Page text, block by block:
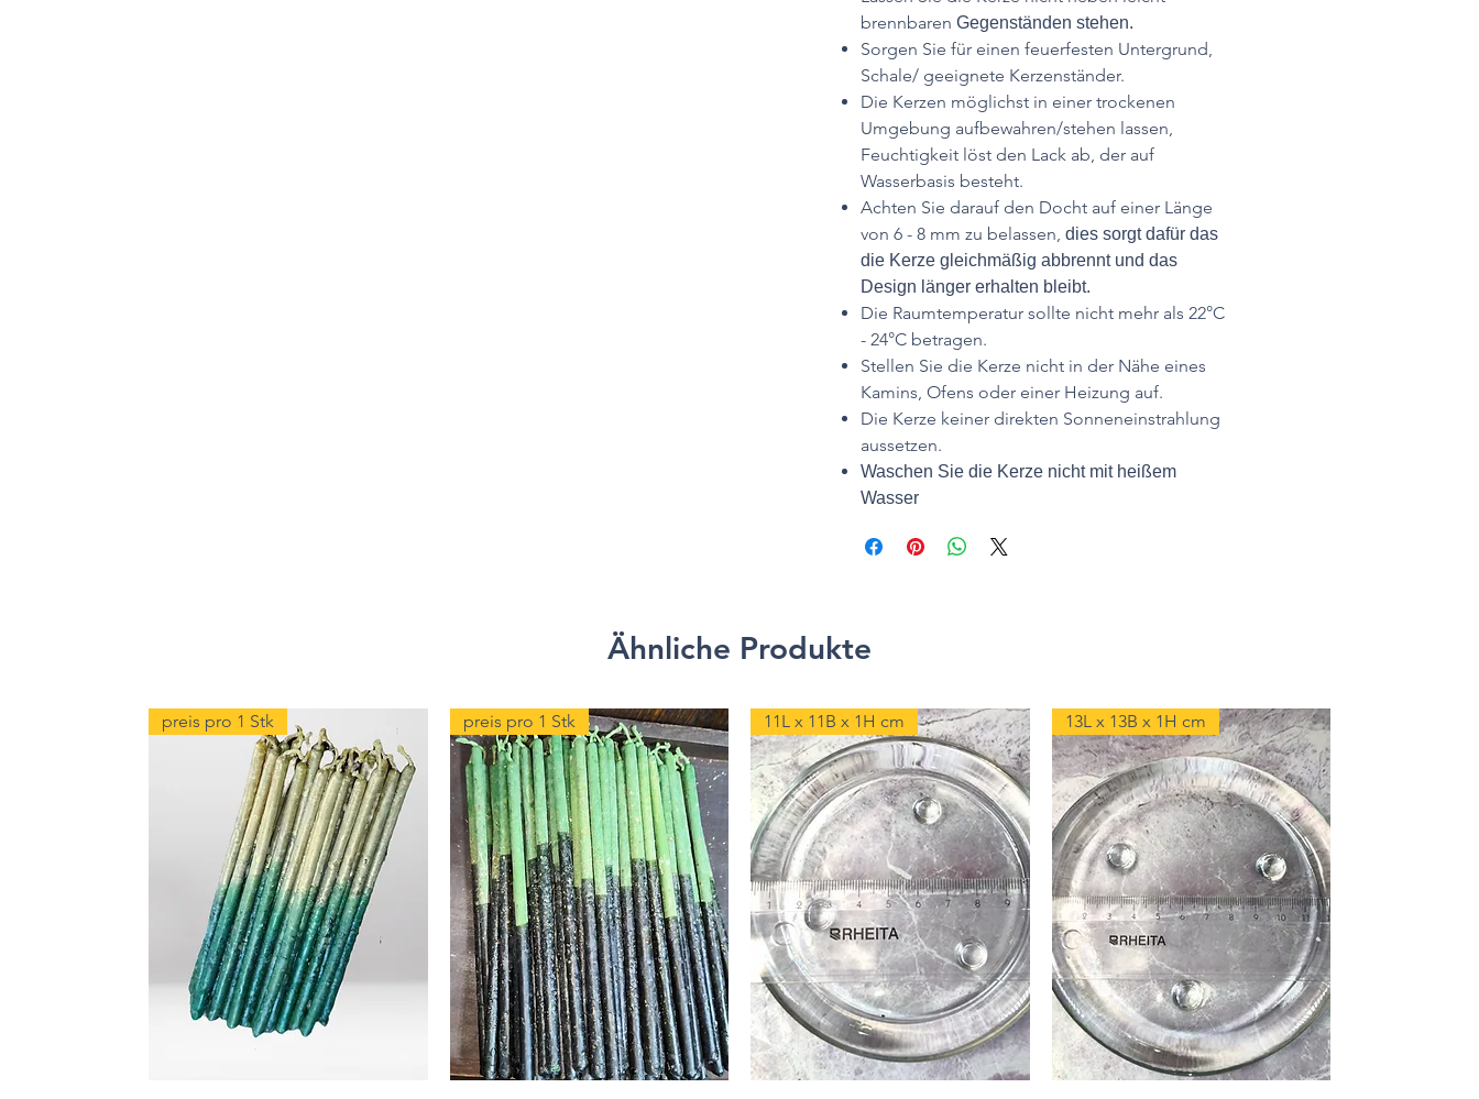
brennbaren Gegenständen stehen.
Sorgen Sie für einen feuerfesten Untergrund,
Schale/ geeignete Kerzenständer.
Die Kerzen möglichst in einer trockenen
Umgebung aufbewahren/stehen lassen,
Feuchtigkeit löst den Lack ab, der auf
Wasserbasis besteht.
Achten Sie darauf den Docht auf einer Länge
von 6 - 8 mm zu belassen, dies sorgt dafür das
die Kerze gleichmäßig abbrennt und das
Design länger erhalten bleibt.
Die Raumtemperatur sollte nicht mehr als 22°C
- 24°C betragen.
Stellen Sie die Kerze nicht in der Nähe eines
Kamins, Ofens oder einer Heizung auf.
Die Kerze keiner direkten Sonneneinstrahlung
aussetzen.
Waschen Sie die Kerze nicht mit heißem
Wasser
Ähnliche Produkte
preis pro 1 Stk preis pro 1 Stk 11L x 11B x 1H cm 13L x 13B x 1H cm